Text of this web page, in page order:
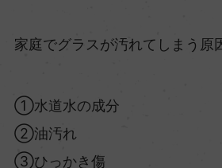
家庭でグラスが汚れてしまう原
①水道水の成分
②油汚れ
③ひっかき傷